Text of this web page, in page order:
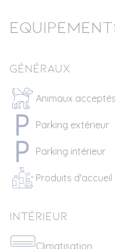
Généraux
Animaux acceptés
Parking extérieur
Parking intérieur
Produits d'accueil
Intérieur
Climatisation